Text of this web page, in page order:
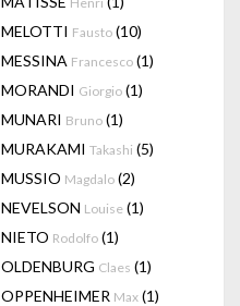
MELOTTI Fausto (10)
MESSINA Francesco (1)
MORANDI Giorgio (1)
MUNARI Bruno (1)
MURAKAMI Takashi (5)
MUSSIO Magdalo (2)
NEVELSON Louise (1)
NIETO Rodolfo (1)
OLDENBURG Claes (1)
OPPENHEIMER Max (1)